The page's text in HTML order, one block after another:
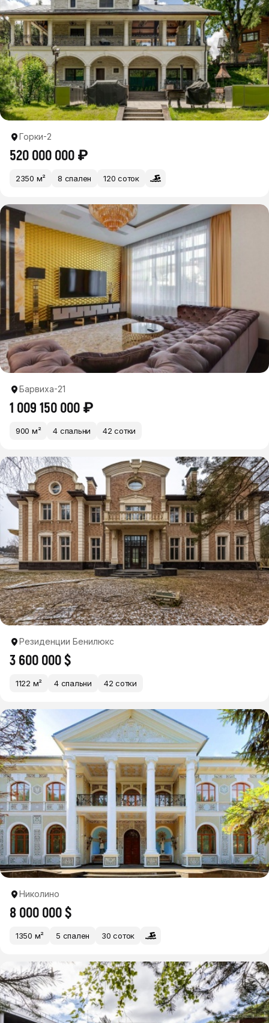
Горки-2
520 000 000 ₽
2350 м² 8 спален 120 соток
Барвиха-21
1 009 150 000 ₽
900 м² 4 спальни 42 сотки
Резиденции Бенилюкс
3 600 000 $
1122 м² 4 спальни 42 сотки
Николино
8 000 000 $
1350 м² 5 спален 30 соток